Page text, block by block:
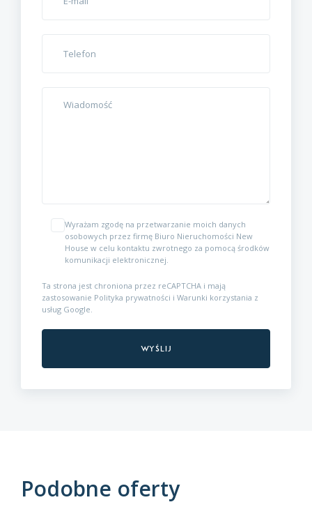
Wyrażam zgodę na przetwarzanie moich danych
osobowych przez firmę Biuro Nieruchomości New
House w celu kontaktu zwrotnego za pomocą środków
komunikacji elektronicznej.
Ta strona jest chroniona przez reCAPTCHA i mają
zastosowanie Polityka prywatności i Warunki korzystania z
usług Google.
Podobne oferty